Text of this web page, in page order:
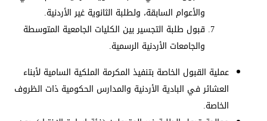
والأعوام السابقة، ولطلبة الثانوية غير الأردنية.
قبول طلبة التجسير بين الكليات الجامعية المتوسطة
والجامعات الأردنية الرسمية.
عملية القبول الخاصة بتنفيذ المكرمة الملكية السامية لأبناء
العشائر في البادية الأردنية والمدارس الحكومية ذات الظروف
الخاصة.